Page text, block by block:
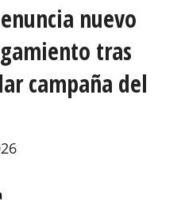
nuevo
tras
campaña del